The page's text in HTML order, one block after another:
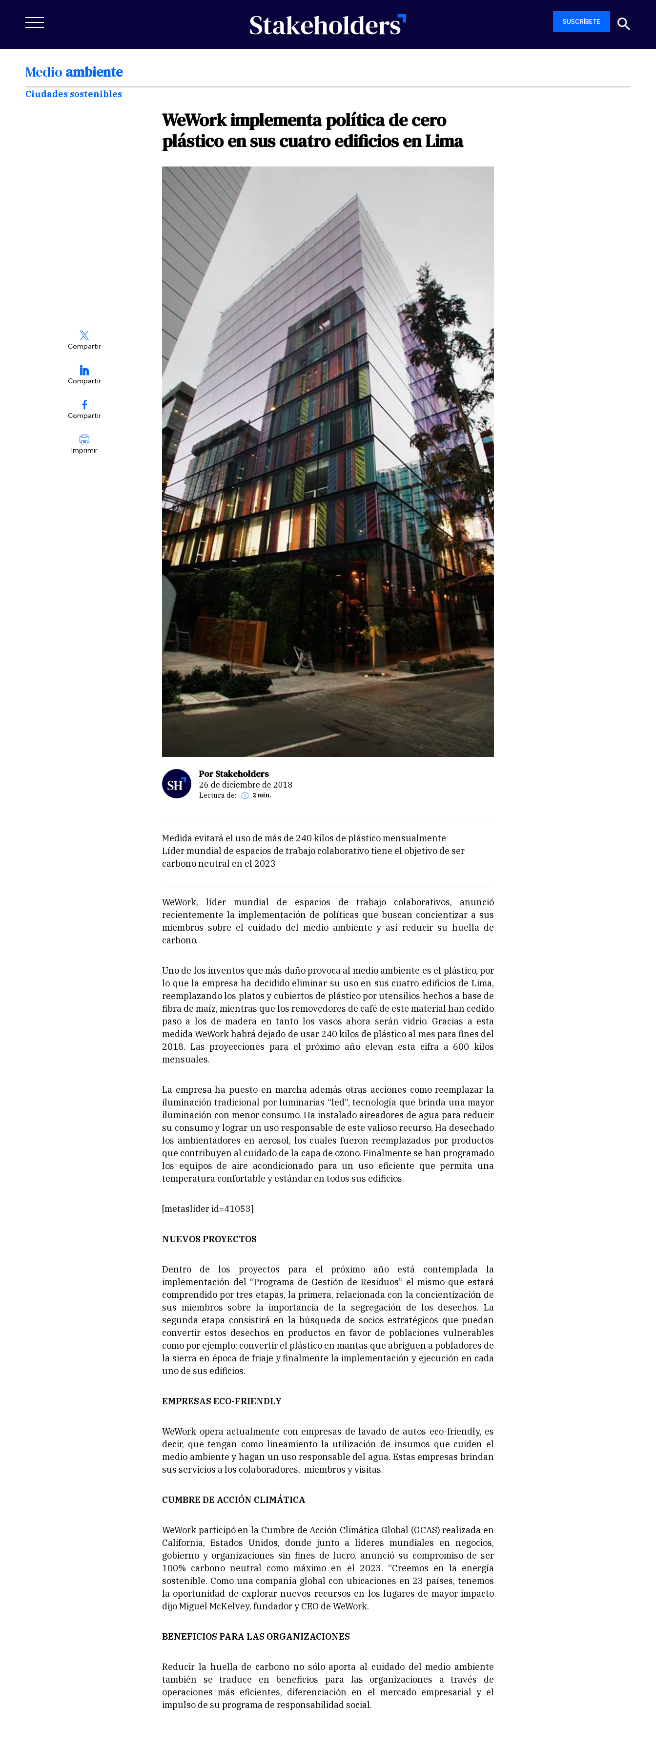
SUSCRÍBETE
Medio ambiente
Ciudades sostenibles
Compartir
Compartir
Compartir
Imprimir
WeWorkimplementapolíticadecero
plásticoensuscuatroedificiosenLima
Por Stakeholders
26 de diciembre de 2018
Lectura de: 2 min.
Medida evitará el uso de más de 240 kilos de plástico mensualmente
Líder mundial de espacios de trabajo colaborativo tiene el objetivo de ser
carbono neutral en el 2023
WeWork, líder mundial de espacios de trabajo colaborativos, anunció
recientemente la implementación de políticas que buscan concientizar a sus
miembros sobre el cuidado del medio ambiente y así reducir su huella de
carbono.
Uno de los inventos que más daño provoca al medio ambiente es el plástico, por
lo que la empresa ha decidido eliminar su uso en sus cuatro edificios de Lima,
reemplazando los platos y cubiertos de plástico por utensilios hechos a base de
fibra de maíz, mientras que los removedores de café de este material han cedido
paso a los de madera en tanto los vasos ahora serán vidrio. Gracias a esta
medida WeWork habrá dejado de usar 240 kilos de plástico al mes para fines del
2018. Las proyecciones para el próximo año elevan esta cifra a 600 kilos
mensuales.
La empresa ha puesto en marcha además otras acciones como reemplazar la
iluminación tradicional por luminarias “led”, tecnología que brinda una mayor
iluminación con menor consumo. Ha instalado aireadores de agua para reducir
su consumo y lograr un uso responsable de este valioso recurso. Ha desechado
los ambientadores en aerosol, los cuales fueron reemplazados por productos
que contribuyen al cuidado de la capa de ozono. Finalmente se han programado
los equipos de aire acondicionado para un uso eficiente que permita una
temperatura confortable y estándar en todos sus edificios.
[metaslider id=41053]
NUEVOS PROYECTOS
Dentro de los proyectos para el próximo año está contemplada la
implementación del “Programa de Gestión de Residuos” el mismo que estará
comprendido por tres etapas, la primera, relacionada con la concientización de
sus miembros sobre la importancia de la segregación de los desechos. La
segunda etapa consistirá en la búsqueda de socios estratégicos que puedan
convertir estos desechos en productos en favor de poblaciones vulnerables
como por ejemplo; convertir el plástico en mantas que abriguen a pobladores de
la sierra en época de friaje y finalmente la implementación y ejecución en cada
uno de sus edificios.
EMPRESAS ECO-FRIENDLY
WeWork opera actualmente con empresas de lavado de autos eco-friendly, es
decir, que tengan como lineamiento la utilización de insumos que cuiden el
medio ambiente y hagan un uso responsable del agua. Estas empresas brindan
sus servicios a los colaboradores, miembros y visitas.
CUMBRE DE ACCIÓN CLIMÁTICA
WeWork participó en la Cumbre de Acción Climática Global (GCAS) realizada en
California, Estados Unidos, donde junto a líderes mundiales en negocios,
gobierno y organizaciones sin fines de lucro, anunció su compromiso de ser
100% carbono neutral como máximo en el 2023. “Creemos en la energía
sostenible. Como una compañía global con ubicaciones en 23 países, tenemos
la oportunidad de explorar nuevos recursos en los lugares de mayor impacto
dijo Miguel McKelvey, fundador y CEO de WeWork.
BENEFICIOS PARA LAS ORGANIZACIONES
Reducir la huella de carbono no sólo aporta al cuidado del medio ambiente
también se traduce en beneficios para las organizaciones a través de
operaciones más eficientes, diferenciación en el mercado empresarial y el
impulso de su programa de responsabilidad social.